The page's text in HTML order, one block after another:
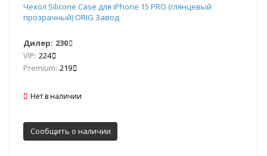
Чехол Silicone Case для iPhone 15 PRO (глянцевый
прозрачный) ORIG Завод
Дилер: 230
VIP: 224
Premium: 219
Нет в наличии
Сообщить о наличии